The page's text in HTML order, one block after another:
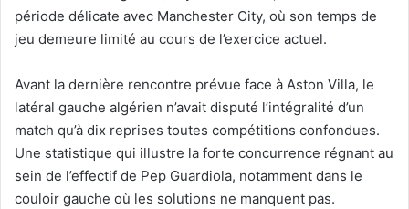
période délicate avec Manchester City, où son temps de
jeu demeure limité au cours de l’exercice actuel.
Avant la dernière rencontre prévue face à Aston Villa, le
latéral gauche algérien n’avait disputé l’intégralité d’un
match qu’à dix reprises toutes compétitions confondues.
Une statistique qui illustre la forte concurrence régnant au
sein de l’effectif de Pep Guardiola, notamment dans le
couloir gauche où les solutions ne manquent pas.